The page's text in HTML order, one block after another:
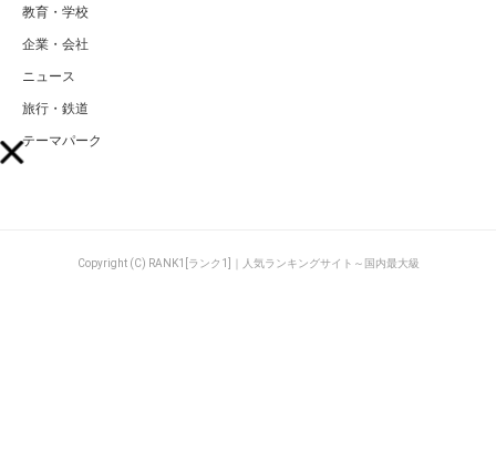
教育・学校
企業・会社
ニュース
旅行・鉄道
テーマパーク
Copyright (C) RANK1[ランク1]｜人気ランキングサイト～国内最大級